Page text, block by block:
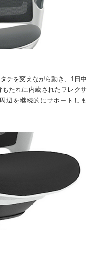
チを変えながら動き、1日中
たれに内蔵されたフレクサ
辺を継続的にサポートしま